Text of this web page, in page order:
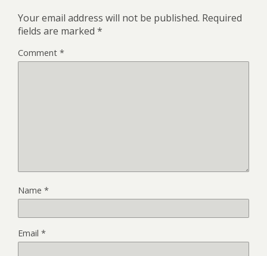
Your email address will not be published. Required
fields are marked *
Comment *
Name *
Email *